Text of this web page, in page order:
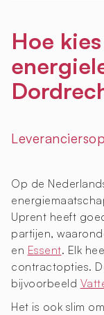
Hoe
Op de
Uprent heeft
partijen,
en Essent. Elk
contractopties.
bijvoorbeeld
Het is ook slim